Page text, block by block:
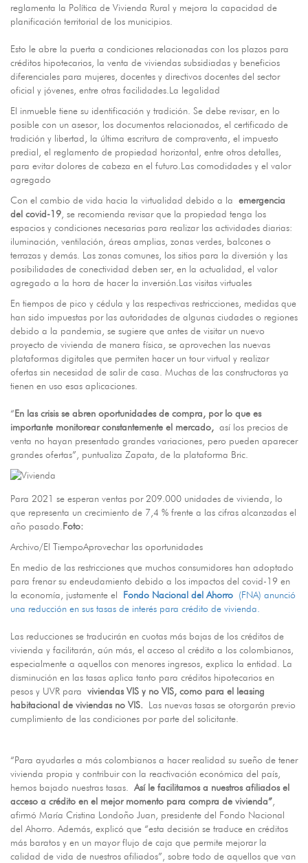
reglamenta la Política de Vivienda Rural y mejora la capacidad de
planificación territorial de los municipios.
Esto le abre la puerta a condiciones relacionadas con los plazos para
créditos hipotecarios, la venta de viviendas subsidiadas y beneficios
diferenciales para mujeres, docentes y directivos docentes del sector
oficial y jóvenes, entre otras facilidades.La legalidad
El inmueble tiene su identificación y tradición. Se debe revisar, en lo
posible con un asesor, los documentos relacionados, el certificado de
tradición y libertad, la última escritura de compraventa, el impuesto
predial, el reglamento de propiedad horizontal, entre otros detalles,
para evitar dolores de cabeza en el futuro.Las comodidades y el valor
agregado
Con el cambio de vida hacia la virtualidad debido a la emergencia
del covid-19, se recomienda revisar que la propiedad tenga los
espacios y condiciones necesarias para realizar las actividades diarias:
iluminación, ventilación, áreas amplias, zonas verdes, balcones o
terrazas y demás. Las zonas comunes, los sitios para la diversión y las
posibilidades de conectividad deben ser, en la actualidad, el valor
agregado a la hora de hacer la inversión.Las visitas virtuales
En tiempos de pico y cédula y las respectivas restricciones, medidas que
han sido impuestas por las autoridades de algunas ciudades o regiones
debido a la pandemia, se sugiere que antes de visitar un nuevo
proyecto de vivienda de manera física, se aprovechen las nuevas
plataformas digitales que permiten hacer un tour virtual y realizar
ofertas sin necesidad de salir de casa. Muchas de las constructoras ya
tienen en uso esas aplicaciones.
“ En las crisis se abren oportunidades de compra, por lo que es
importante monitorear constantemente el mercado, así los precios de
venta no hayan presentado grandes variaciones, pero pueden aparecer
grandes ofertas”, puntualiza Zapata, de la plataforma Bric.
Para 2021 se esperan ventas por 209.000 unidades de vivienda, lo
que representa un crecimiento de 7,4 % frente a las cifras alcanzadas el
año pasado. Foto:
Archivo/El TiempoAprovechar las oportunidades
En medio de las restricciones que muchos consumidores han adoptado
para frenar su endeudamiento debido a los impactos del covid-19 en
la economía, justamente el
Fondo Nacional del Ahorro (FNA) anunció
una reducción en sus tasas de interés para crédito de vivienda.
Las reducciones se traducirán en cuotas más bajas de los créditos de
vivienda y facilitarán, aún más, el acceso al crédito a los colombianos,
especialmente a aquellos con menores ingresos, explica la entidad. La
disminución en las tasas aplica tanto para créditos hipotecarios en
pesos y UVR para viviendas VIS y no VIS, como para el leasing
habitacional de viviendas no VIS. Las nuevas tasas se otorgarán previo
cumplimiento de las condiciones por parte del solicitante.
“Para ayudarles a más colombianos a hacer realidad su sueño de tener
vivienda propia y contribuir con la reactivación económica del país,
hemos bajado nuestras tasas. Así le facilitamos a nuestros afiliados el
acceso a crédito en el mejor momento para compra de vivienda”,
afirmó María Cristina Londoño Juan, presidente del Fondo Nacional
del Ahorro. Además, explicó que “esta decisión se traduce en créditos
más baratos y en un mayor flujo de caja que permite mejorar la
calidad de vida de nuestros afiliados”, sobre todo de aquellos que van